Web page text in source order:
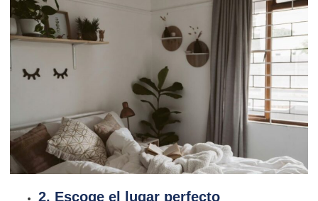
2. Escoge el lugar perfecto